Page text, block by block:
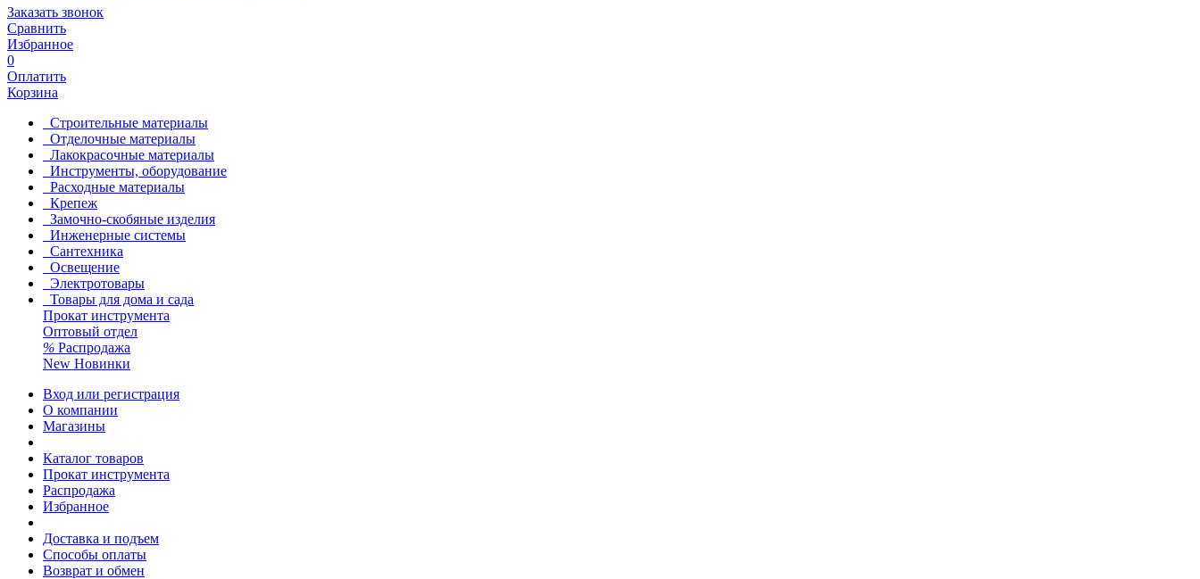
Заказать звонок
Сравнить
Избранное
0
Оплатить
Корзина
Строительные материалы
Отделочные материалы
Лакокрасочные материалы
Инструменты, оборудование
Расходные материалы
Крепеж
Замочно-скобяные изделия
Инженерные системы
Сантехника
Освещение
Электротовары
Товары для дома и сада
Прокат инструмента
Оптовый отдел
% Распродажа
New Новинки
Вход или регистрация
О компании
Магазины
Каталог товаров
Прокат инструмента
Распродажа
Избранное
Доставка и подъем
Способы оплаты
Возврат и обмен